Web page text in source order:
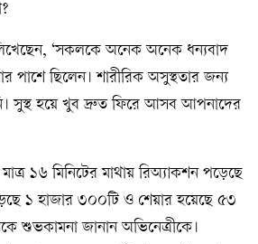
‘সকলকে অনেক অনেক ধন্যবাদ
পাশে ছিলেন। শারীরিক অসুস্থতার জন্য
সুস্থ হয়ে খুব দ্রুত ফিরে আসব আপনাদের
১৬ মিনিটের মাথায় রিঅ্যাকশন পড়েছে
১ হাজার ৩০০টি ও শেয়ার হয়েছে ৫৩
শুভকামনা জানান অভিনেত্রীকে।